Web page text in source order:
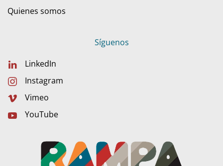
Quienes somos
Síguenos
LinkedIn
Instagram
Vimeo
YouTube